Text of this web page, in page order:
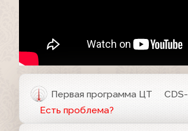
Первая программа ЦТ
Есть проблема?